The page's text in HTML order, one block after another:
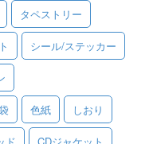
タペストリー
シール/ステッカー
色紙 しおり